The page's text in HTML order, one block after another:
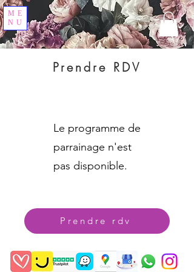
ME
NU
Prendre RDV
Le programme de
parrainage n'est
pas disponible.
Prendre rdv